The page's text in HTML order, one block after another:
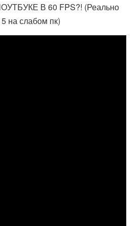
В 60 FPS?! (Реально
на слабом пк)